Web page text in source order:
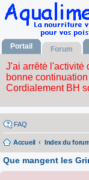
Portail Forum
FAQ
Accueil Index du
Que mangent les